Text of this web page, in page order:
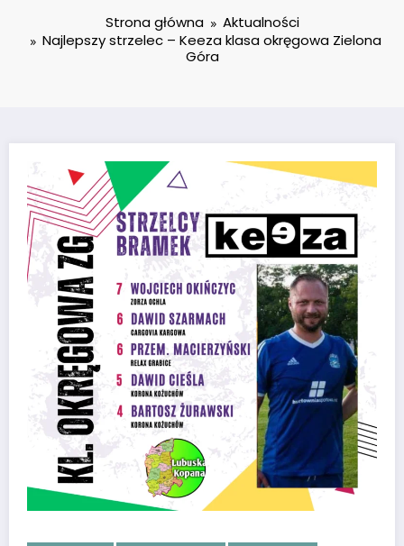
Strona główna
Aktualności
Najlepszy strzelec – Keeza klasa okręgowa Zielona
Góra